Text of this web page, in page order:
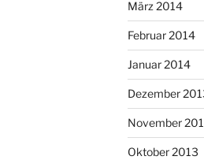
März 2014
Februar 2014
Januar 2014
Dezember
November
Oktober 2013